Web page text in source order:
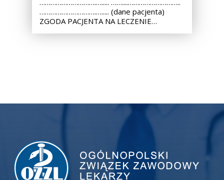
………………………….…..... ……....………………………..
………………………….…..... (dane pacjenta)
ZGODA PACJENTA NA LECZENIE…